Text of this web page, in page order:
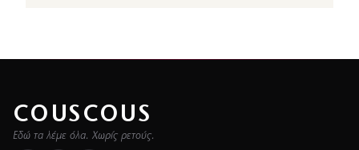
COUSCOUS
Εδώ τα λέμε όλα. Χωρίς ρετούς.